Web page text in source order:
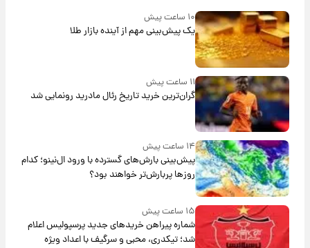
۱۰ ساعت پیش
یک پیش‌بینی مهم از آینده بازار طلا
۱۱ ساعت پیش
گران‌ترین خرید تاریخ رئال مادرید رونمایی شد
۱۴ ساعت پیش
پیش‌بینی بارش‌های گسترده با ورود ال‌نینو؛ کدام
روزها پربارش‌تر خواهند بود؟
۱۵ ساعت پیش
شماره پیراهن خریدهای جدید پرسپولیس اعلام
شد؛ تیکدری، محبی و سرگیف با اعداد ویژه